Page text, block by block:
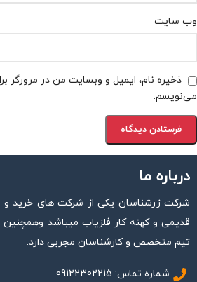
وب‌ سایت
ذخیره نام، ایمیل و وبسایت من در مرورگر
می‌نویسم.
درباره ما
شرکت زرشناسان یکی از شرکت های خرید و
قدیمی و کهنه کار فلزیاب میباشد وهمچنین
تیم متخصص و کارشناسان مجربی دارد.
شماره تماس: 09122302215